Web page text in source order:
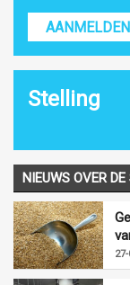
AANMELDEN
Stelling
NIEUWS OVER